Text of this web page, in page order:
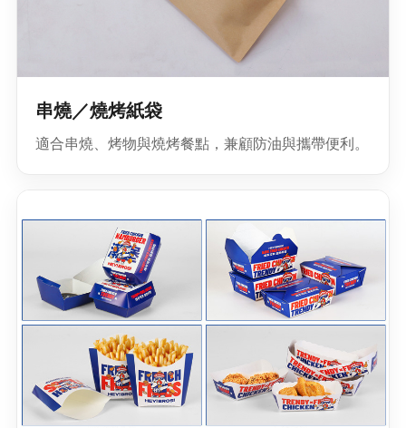
串燒／燒烤紙袋
適合串燒、烤物與燒烤餐點，兼顧防油與攜帶便利。